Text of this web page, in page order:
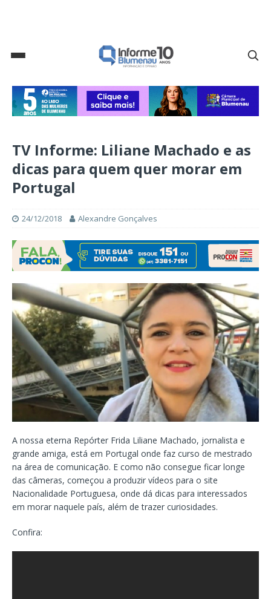
TV Informe: Liliane Machado e as
dicas para quem quer morar em
Portugal
24/12/2018 Alexandre Gonçalves
A nossa eterna Repórter Frida Liliane Machado, jornalista e
grande amiga, está em Portugal onde faz curso de mestrado
na área de comunicação. E como não consegue ficar longe
das câmeras, começou a produzir vídeos para o site
Nacionalidade Portuguesa, onde dá dicas para interessados
em morar naquele país, além de trazer curiosidades.
Confira: